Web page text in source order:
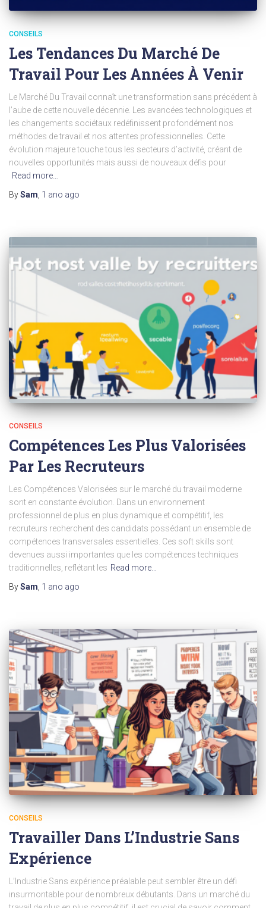
CONSEILS
Les Tendances Du Marché De
Travail Pour Les Années À Venir
Le Marché Du Travail connaît une transformation sans précédent à
l’aube de cette nouvelle décennie. Les avancées technologiques et
les changements sociétaux redéfinissent profondément nos
méthodes de travail et nos attentes professionnelles. Cette
évolution majeure touche tous les secteurs d’activité, créant de
nouvelles opportunités mais aussi de nouveaux défis pour
Read more…
BySam, 1 ano ago
CONSEILS
Compétences Les Plus Valorisées
Par Les Recruteurs
Les Compétences Valorisées sur le marché du travail moderne
sont en constante évolution. Dans un environnement
professionnel de plus en plus dynamique et compétitif, les
recruteurs recherchent des candidats possédant un ensemble de
compétences transversales essentielles. Ces soft skills sont
devenues aussi importantes que les compétences techniques
traditionnelles, reflétant les Read more…
BySam 1 ano ago
CONSEILS
Travailler Dans L’Industrie Sans
Expérience
L’Industrie Sans expérience préalable peut sembler être un défi
insurmontable pour de nombreux débutants. Dans un marché du